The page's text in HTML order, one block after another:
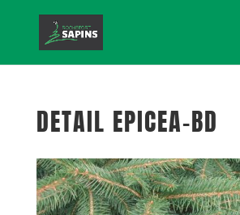
DETAIL EPICEA-BD